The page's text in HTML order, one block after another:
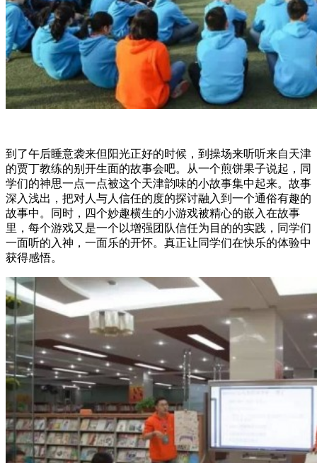
到了午后睡意袭来但阳光正好的时候，到操场来听听来自天津
的贾丁教练的别开生面的故事会吧。从一个煎饼果子说起，同
学们的神思一点一点被这个天津韵味的小故事集中起来。故事
深入浅出，把对人与人信任的度的探讨融入到一个通俗有趣的
故事中。同时，四个妙趣横生的小游戏被精心的嵌入在故事
里，每个游戏又是一个以增强团队信任为目的的实践，同学们
一面听的入神，一面乐的开怀。真正让同学们在快乐的体验中
获得感悟。